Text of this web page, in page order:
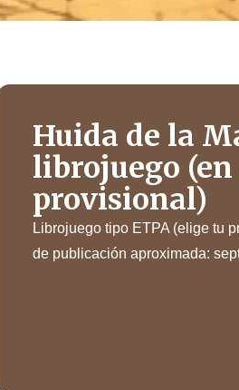
Huida de la
librojuego
provisional)
Librojuego tipo ETPA (elige tu
de publicación aproximada: